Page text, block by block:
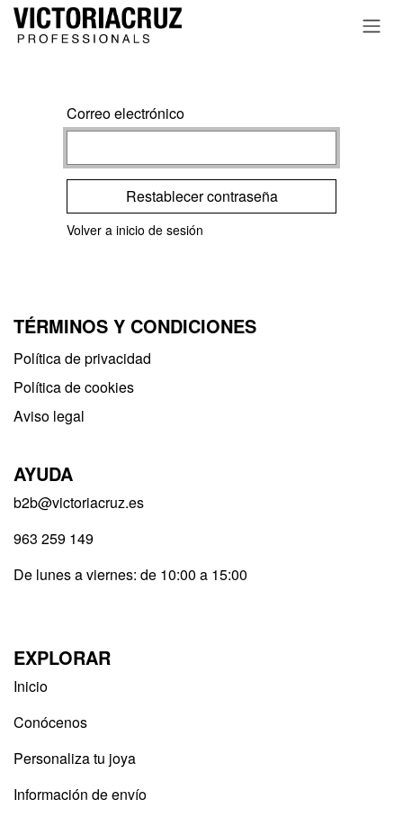
Ir al contenido
Correo electrónico
Restablecer contraseña
Volver a inicio de sesión
TÉRMINOS Y CONDICIONES
Política de privacidad​
Política de cookies
Aviso legal
AYUDA
b2b@victoriacruz.es
963 259 149
De lunes a viernes: de 10:00 a 15:00
EXPLORAR
Inicio
Conócenos
Personaliza tu joya
Información de envío